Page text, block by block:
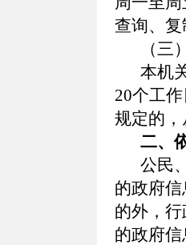
查询、
（三
本机
20个工
规定的
二、
公民
的政府
的外，
的政府